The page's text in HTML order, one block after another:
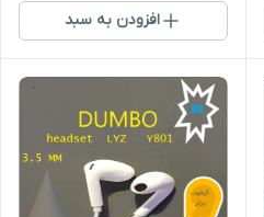
افزودن به سبد